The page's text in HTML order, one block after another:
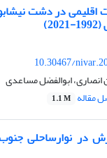
اقلیمی در دشت
10.30467/
ابوالفضل مساعدی
مقاله 1.1 M
در نوارساحلی جنوب